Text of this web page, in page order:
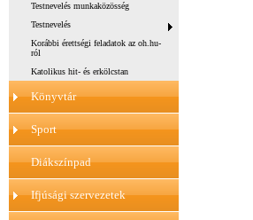
Testnevelés munkaközösség
Testnevelés
Korábbi érettségi feladatok az oh.hu-
ról
Katolikus hit- és erkölcstan
Könyvtár
Sport
Diákszínpad
Ifjúsági szervezetek